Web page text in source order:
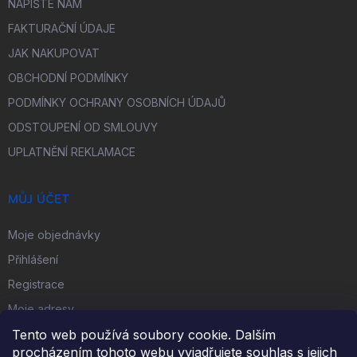
Tento web používá soubory cookie. Dalším
procházením tohoto webu vyjadřujete souhlas s jejich
NAPIŠTE NÁM
FAKTURAČNÍ ÚDAJE
JAK NAKUPOVAT
OBCHODNÍ PODMÍNKY
PODMÍNKY OCHRANY OSOBNÍCH ÚDAJŮ
ODSTOUPENÍ OD SMLOUVY
UPLATNĚNÍ REKLAMACE
MŮJ ÚČET
Moje objednávky
Přihlášení
Registrace
Moje adresy